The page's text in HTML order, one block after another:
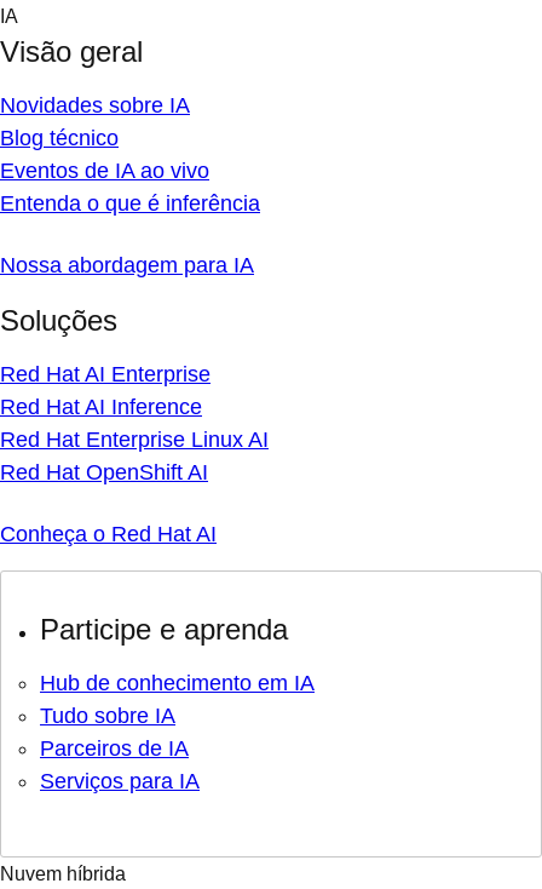
Skip
content
IA
Visão geral
Novidades sobre IA
Blog técnico
Eventos de IA ao vivo
Entenda o que é inferência
Nossa abordagem para IA
Soluções
Red Hat AI Enterprise
Red Hat AI Inference
Red Hat Enterprise Linux AI
Red Hat OpenShift AI
Conheça o Red Hat AI
Participe e aprenda
Hub de conhecimento em IA
Tudo sobre IA
Parceiros de IA
Serviços para IA
Nuvem híbrida